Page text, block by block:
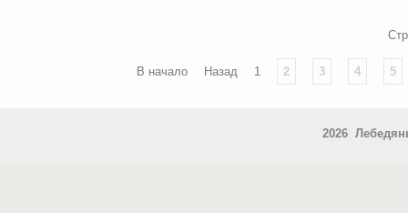
В начало Назад 1 2 3 4 5
2026